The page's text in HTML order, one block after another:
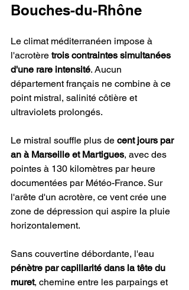
Bouches-du-Rhône
Le climat méditerranéen impose à
l'acrotère trois contraintes simultanées
d'une rare intensité. Aucun
département français ne combine à ce
point mistral, salinité côtière et
ultraviolets prolongés.
Le mistral souffle plus de cent jours par
an à Marseille et Martigues, avec des
pointes à 130 kilomètres par heure
documentées par Météo-France. Sur
l'arête d'un acrotère, ce vent crée une
zone de dépression qui aspire la pluie
horizontalement.
Sans couvertine débordante, l'eau
pénètre par capillarité dans la tête du
muret, chemine entre les parpaings et